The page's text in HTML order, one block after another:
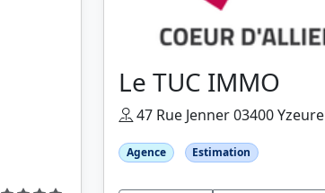
Le TUC IMMO
47 Rue Jenner 03400 Yzeure
Agence Estimation